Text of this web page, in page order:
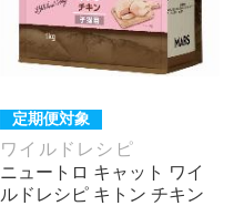
定期便対象
ワイルドレシピ
ニュートロ キャット ワイ
ルドレシピ キトン チキン